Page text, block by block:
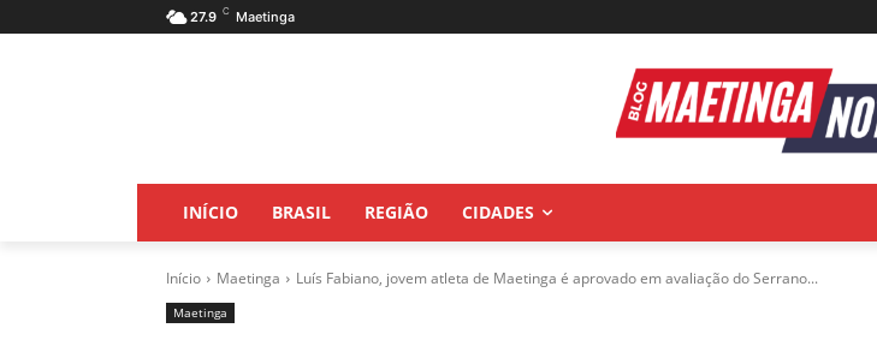
27.9 C Maetinga
INÍCIO BRASIL REGIÃO CIDADES
Início Maetinga Luís Fabiano, jovem atleta de Maetinga é aprovado em avaliação do Serrano...
Maetinga